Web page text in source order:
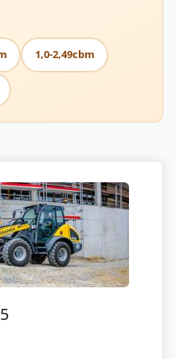
1,0-2,49cbm